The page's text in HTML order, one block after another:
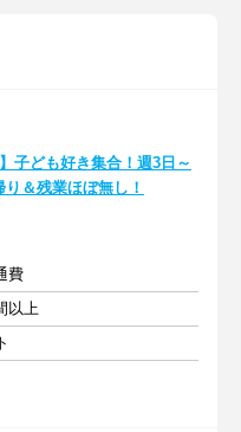
子ども好き集合！週3日～
＆残業ほぼ無し！
費
以上